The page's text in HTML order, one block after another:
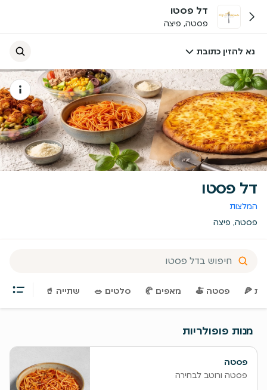
דל פסטו
פסטה, פיצה
נא להזין כתובת
דל פסטו
המלצות
פסטה, פיצה
🍕 ‫פסטה 🍝 ‫מאפים 🥐 ‫סלטים 🥗 ‫שתייה 🥤
מנות פופולריות
פסטה
פסטה ורוטב לבחירה